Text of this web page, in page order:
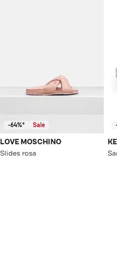
-64%* Sale
LOVE MOSCHINO
Slides rosa